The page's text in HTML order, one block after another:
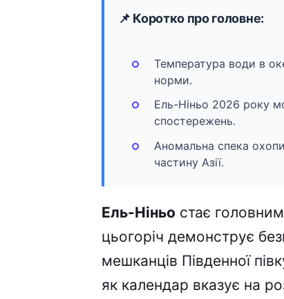
📌 Коротко про головне:
Температура води в
норми.
Ель-Ніньо 2026 року
спостережень.
Аномальна спека
частину Азії.
Ель-Ніньо стає
цьогоріч демонструє
мешканців Південної
як календар вказує на